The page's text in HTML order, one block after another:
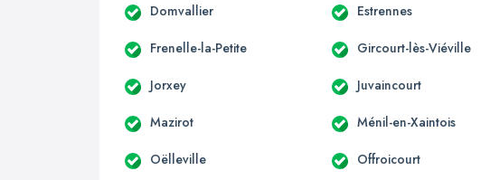
Domvallier Estrennes
Frenelle-la-Petite Gircourt-lès-Viéville
Jorxey Juvaincourt
Mazirot Ménil-en-Xaintois
Oëlleville Offroicourt